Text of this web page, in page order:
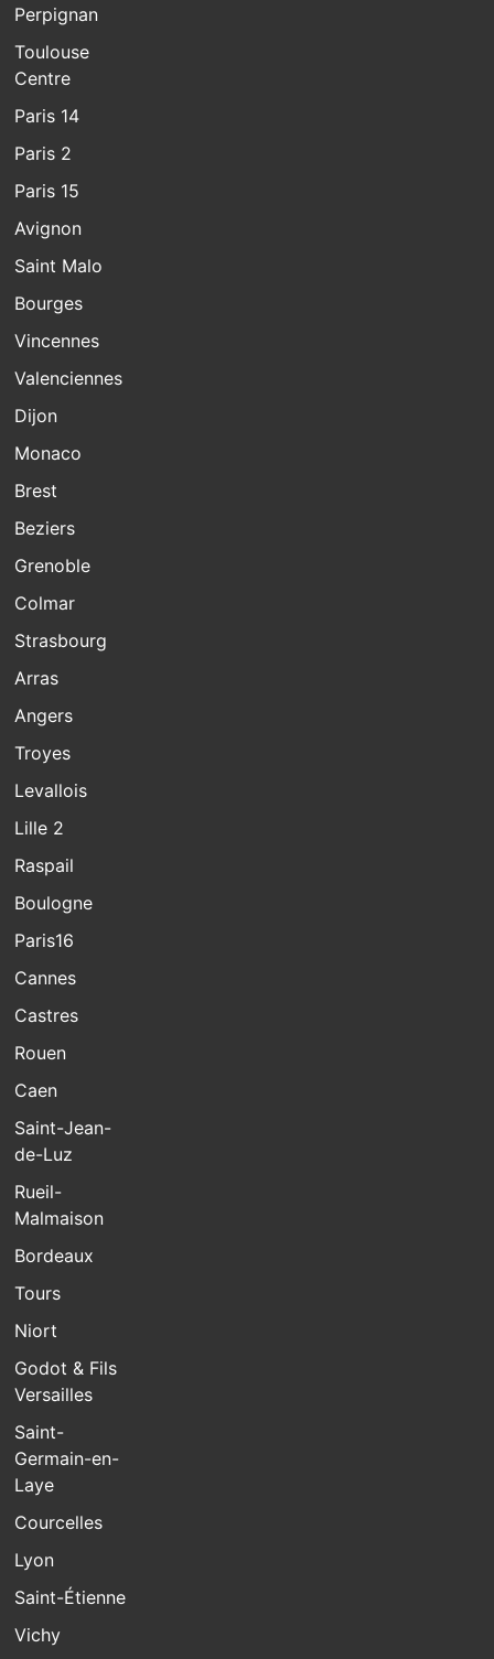
Perpignan
Toulouse
Centre
Paris 14
Paris 2
Paris 15
Avignon
Saint Malo
Bourges
Vincennes
Valenciennes
Dijon
Monaco
Brest
Beziers
Grenoble
Colmar
Strasbourg
Arras
Angers
Troyes
Levallois
Lille 2
Raspail
Boulogne
Paris16
Cannes
Castres
Rouen
Caen
Saint-Jean-
de-Luz
Rueil-
Malmaison
Bordeaux
Tours
Niort
Godot & Fils
Versailles
Saint-
Germain-en-
Laye
Courcelles
Lyon
Saint-Étienne
Vichy